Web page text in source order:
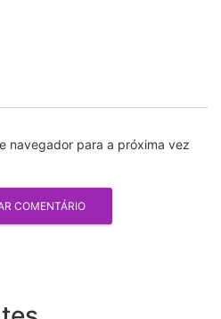
navegador para a próxima vez